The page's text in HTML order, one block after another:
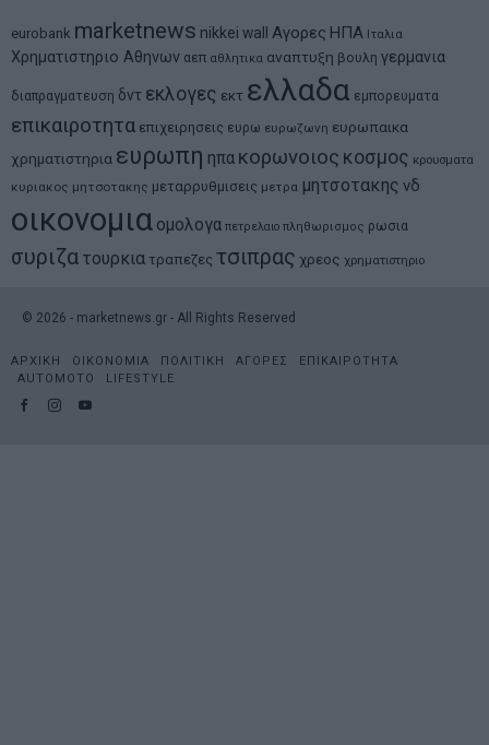
eurobank marketnews nikkei wall Αγορες ΗΠΑ Ιταλια
Χρηματιστηριο Αθηνων αεπ αθλητικα αναπτυξη βουλη γερμανια
διαπραγματευση δντ εκλογες εκτ ελλαδα εμπορευματα
επικαιροτητα επιχειρησεις ευρω ευρωζωνη ευρωπαικα
χρηματιστηρια ευρωπη ηπα κορωνοιος κοσμος κρουσματα
κυριακος μητσοτακης μεταρρυθμισεις μετρα μητσοτακης νδ
οικονομια ομολογα πετρελαιο πληθωρισμος ρωσια
συριζα τουρκια τραπεζες τσιπρας χρεος χρηματιστηριο
© 2026 - marketnews.gr - All Rights Reserved
ΑΡΧΙΚΗ ΟΙΚΟΝΟΜΙΑ ΠΟΛΙΤΙΚΗ ΑΓΟΡΕΣ
ΕΠΙΚΑΙΡΟΤΗΤΑ
AUTOMOTO
LIFESTYLE